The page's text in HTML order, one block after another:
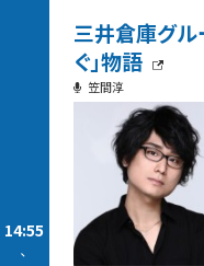
14:55
-
三井倉庫グ
ぐ」物語
笠間淳